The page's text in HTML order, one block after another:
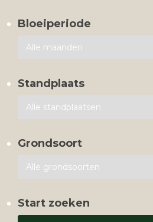
Bloeiperiode
Standplaats
Grondsoort
Start zoeken